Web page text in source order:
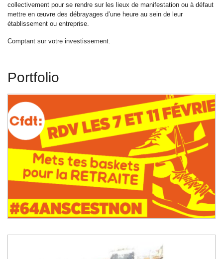
collectivement pour se rendre sur les lieux de manifestation ou à défaut
mettre en œuvre des débrayages d’une heure au sein de leur
établissement ou entreprise.
Comptant sur votre investissement.
Portfolio